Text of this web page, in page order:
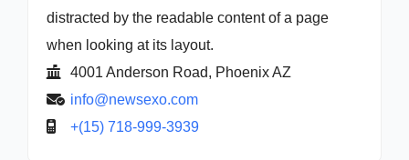
distracted by the readable content of a page
when looking at its layout.
4001 Anderson Road, Phoenix AZ
info@newsexo.com
+(15) 718-999-3939